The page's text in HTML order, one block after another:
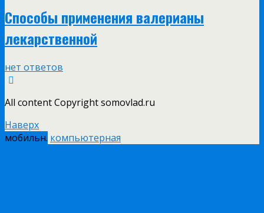
Способы применения валерианы
лекарственной
нет ответов
All content Copyright somovlad.ru
Наверх
мобильн. компьютерная